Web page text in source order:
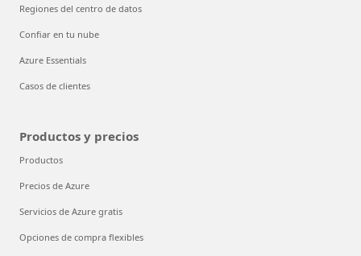
Regiones del centro de datos
Confiar en tu nube
Azure Essentials
Casos de clientes
Productos y precios
Productos
Precios de Azure
Servicios de Azure gratis
Opciones de compra flexibles